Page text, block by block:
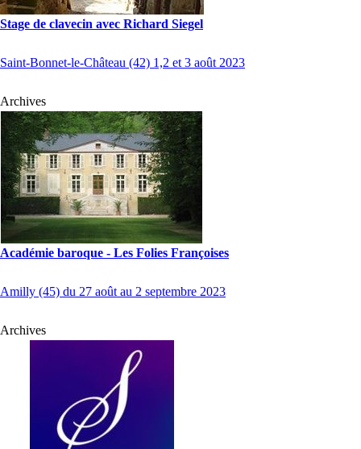
Stage de clavecin avec Richard Siegel
Saint-Bonnet-le-Château (42) 1,2 et 3 août 2023
Archives
Académie baroque - Les Folies Françoises
Amilly (45) du 27 août au 2 septembre 2023
Archives